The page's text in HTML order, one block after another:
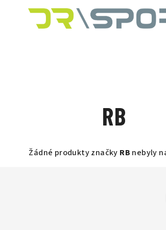
RB
Žádné produkty značky RB nebyly